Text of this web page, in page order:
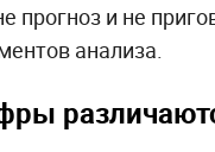
прогноз и не
анализа.